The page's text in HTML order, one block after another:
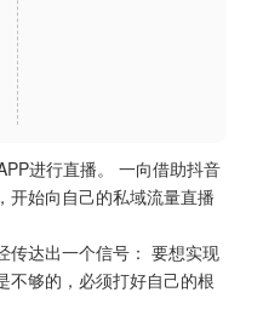
进行直播。 一向借助抖音
开始向自己的私域流量直播
传达出一个信号： 要想实现
不够的，必须打好自己的根